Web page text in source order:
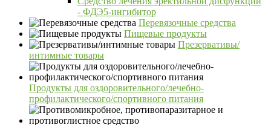
- ФДЭ5-ингибитор
Перевязочные средства
Пищевые продукты
Презервативы/
интимные товары
Продукты для оздоровительного/лечебно-
профилактического/спортивного питания